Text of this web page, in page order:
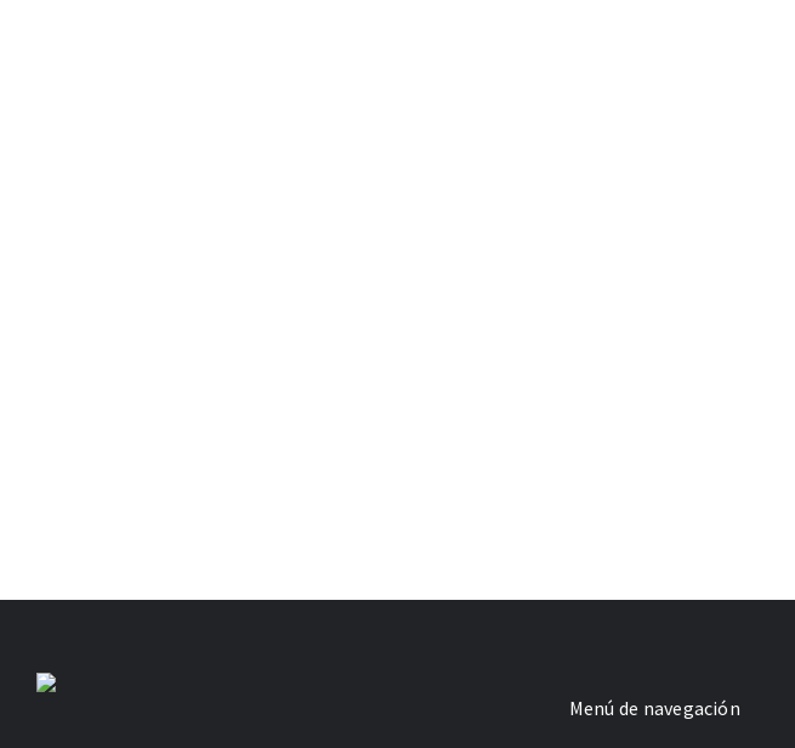
Menú de navegación